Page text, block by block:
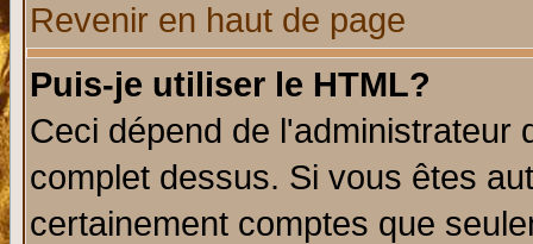
Revenir en haut de page
Puis-je utiliser le HTML?
Ceci dépend de l'administrateur
complet dessus. Si vous êtes
certainement comptes que